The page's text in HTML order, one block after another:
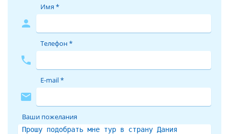
person
Имя *
phone
Телефон *
mail
E-mail *
Ваши пожелания